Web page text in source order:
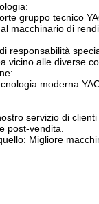
gruppo tecnico
macchinario di
responsabilità
vicino alle diverse
moderna
servizio di
post-vendita.
Migliore